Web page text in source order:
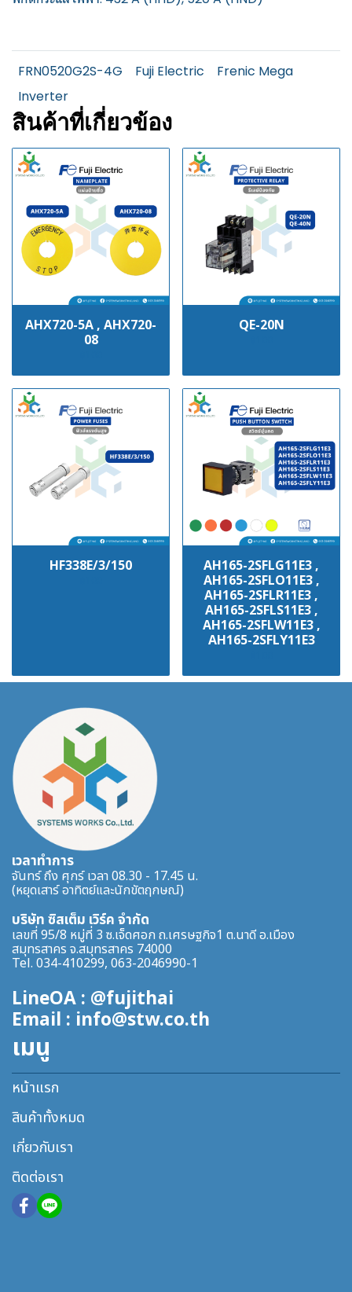
FRN0520G2S-4G Fuji Electric
Frenic Mega
Inverter
สินค้าที่เกี่ยวข้อง
AHX720-5A , AHX720-
08
QE-20N
HF338E/3/150 AH165-2SFLG11E3 ,
AH165-2SFLO11E3 ,
AH165-2SFLR11E3 ,
AH165-2SFLS11E3 ,
AH165-2SFLW11E3 ,
AH165-2SFLY11E3
เวลาทำการ
จันทร์ ถึง ศุกร์ เวลา 08.30 - 17.45 น.
(หยุดเสาร์ อาทิตย์และนักขัตฤกษณ์)
บริษัท ซิสเต็ม เวิร์ค จำกัด
เลขที่ 95/8 หมู่ที่ 3 ซ.เจ็ดศอก ถ.เศรษฐกิจ1 ต.นาดี อ.เมือง
สมุทรสาคร จ.สมุทรสาคร 74000
Tel. 034-410299, 063-2046990-1
LineOA : @fujithai
Email : info@stw.co.th
เมนู
หน้าแรก
สินค้าทั้งหมด
เกี่ยวกับเรา
ติดต่อเรา